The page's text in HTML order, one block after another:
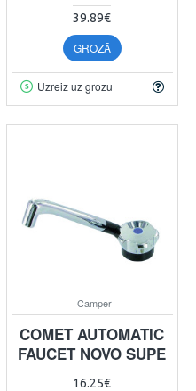
39.89€
GROZĀ
Uzreiz uz grozu
Camper
COMET AUTOMATIC
FAUCET NOVO SUPE
16.25€